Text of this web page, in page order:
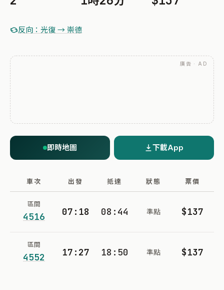
反向：光復 → 崇德
廣告 · AD
即時地圖 下載App
車次 出發 抵達 狀態 票價
區間
4516 07:18 08:44 準點 $137
區間
4552 17:27 18:50 準點 $137